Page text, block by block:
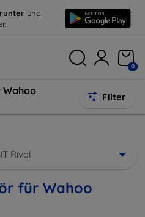
und
0
Wahoo
Filter
Rival
für Wahoo